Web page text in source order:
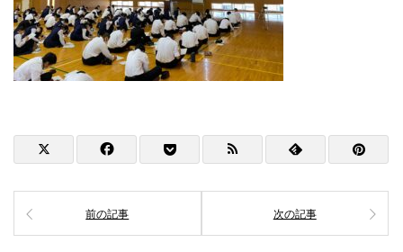
前の記事 次の記事